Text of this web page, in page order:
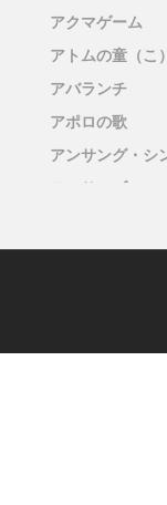
アクマゲーム
アトムの童（こ）
アバランチ
アポロの歌
アンサング・シ
アンサンブル
アンメット あ
イグナイト -法
イップス